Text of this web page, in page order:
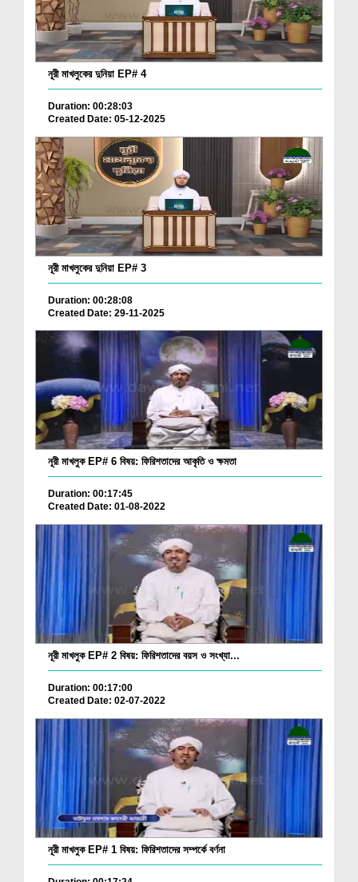
নূরী মাখলুকের দুনিয়া EP# 4
Duration: 00:28:03
Created Date: 05-12-2025
নূরী মাখলুকের দুনিয়া EP# 3
Duration: 00:28:08
Created Date: 29-11-2025
নূরী মাখলুক EP# 6 বিষয়: ফিরিশতাদের আকৃতি ও ক্ষমতা
Duration: 00:17:45
Created Date: 01-08-2022
নূরী মাখলুক EP# 2 বিষয়: ফিরিশতাদের বয়স ও সংখ্যা...
Duration: 00:17:00
Created Date: 02-07-2022
নূরী মাখলুক EP# 1 বিষয়: ফিরিশতাদের সম্পর্কে বর্ণনা